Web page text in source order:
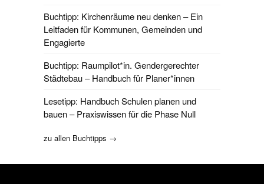
Buchtipp: Kirchenräume neu denken – Ein
Leitfaden für Kommunen, Gemeinden und
Engagierte
Buchtipp: Raumpilot*in. Gendergerechter
Städtebau – Handbuch für Planer*innen
Lesetipp: Handbuch Schulen planen und
bauen – Praxiswissen für die Phase Null
zu allen Buchtipps →